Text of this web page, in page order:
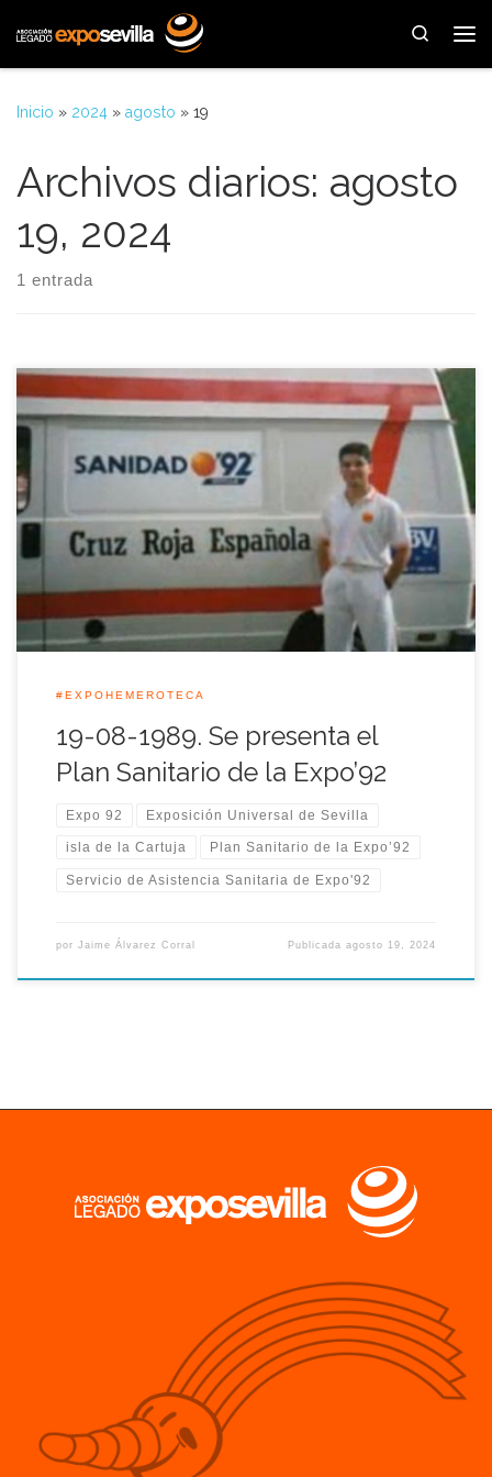
Saltar al contenido
Search
Inicio » 2024 » agosto » 19
Archivos diarios: agosto
19, 2024
1 entrada
Alrededor del noventa y cinco por ciento de las urgencias
sanitarias que se previeron durante los seis meses de la
Expo’92 pudo solucionarse dentro del recinto, sin necesidad
de traslados a centros hospitalarios de Sevilla, según ya
informaba el informe elaborado por los responsables
sanitarios de la Expo. Según aquel […]
#EXPOHEMEROTECA
19-08-1989. Se presenta el
Plan Sanitario de la Expo’92
Expo 92 Exposición Universal de Sevilla
isla de la Cartuja Plan Sanitario de la Expo’92
Servicio de Asistencia Sanitaria de Expo'92
por Jaime Álvarez Corral Publicadaagosto 19, 2024